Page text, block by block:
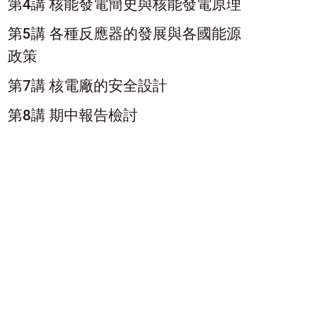
第4講 核能發電簡史與核能發電原理
第5講 各種反應器的發展與各國能源
政策
第7講 核電廠的安全設計
第8講 期中報告檢討